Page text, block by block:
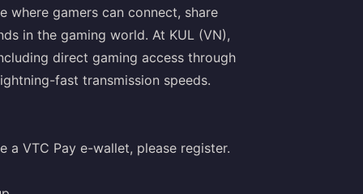
where gamers can connect, share
in the gaming world. At KUL (VN),
direct gaming access through
fast transmission speeds.
a VTC Pay e-wallet, please register.